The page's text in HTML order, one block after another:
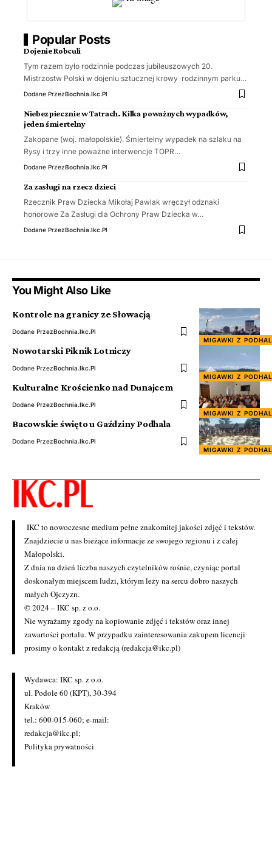
Popular Posts
Dojenie Robculi
Tym razem było rodzinnie podczas jubileuszowych 20.
Mistrzostw Polski w dojeniu sztucznej krowy rodzinnym parku…
Dodane PrzezBochnia.ikc.pl
Niebezpiecznie w Tatrach. Kilka poważnych wypadków,
jeden śmiertelny
Zakopane (woj. małopolskie). Śmiertelny wypadek na szlaku na
Rysy i trzy inne poważne interwencje TOPR…
Dodane PrzezBochnia.ikc.pl
Za zasługi na rzecz dzieci
Rzecznik Praw Dziecka Mikołaj Pawlak wręczył odznaki
honorowe Za Zasługi dla Ochrony Praw Dziecka w…
Dodane PrzezBochnia.ikc.pl
You Might Also Like
MIGAWKI Z
Kontrole na granicy ze Słowacją
Dodane PrzezBochnia.ikc.pl
MIGAWKI Z
Nowotarski Piknik Lotniczy
Dodane PrzezBochnia.ikc.pl
MIGAWKI Z
Kulturalne Krościenko nad Dunajcem
Dodane PrzezBochnia.ikc.pl
MIGAWKI Z
Bacowskie święto u Gaździny Podhala
Dodane PrzezBochnia.ikc.pl
IKC to nowoczesne medium pełne znakomitej jakości zdjęć i tekstów.
Znajdziecie u nas bieżące informacje ze swojego regionu i z całej
Małopolski.
Z dnia na dzień liczba naszych czytelników rośnie, czyniąc portal
doskonałym miejscem ludzi, którym leży na sercu dobro naszych
małych Ojczyzn.
© 2024 – IKC sp. z o.o.
Nie wyrażamy zgody na kopiowanie zdjęć i tekstów oraz innej
zawartości portalu. W przypadku zainteresowania zakupem licencji
prosimy o kontakt z redakcją (redakcja@ikc.pl)
Wydawca: IKC sp. z o.o.
ul. Podole 60 (KPT), 30-394
Kraków
tel.: 600-015-060; e-mail:
redakcja@ikc.pl;
Polityka prywatności